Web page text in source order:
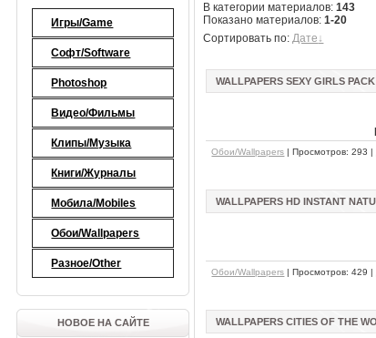
Игры/Game
Софт/Software
Photoshop
Видео/Фильмы
Клипы/Музыка
Книги/Журналы
Мобила/Mobiles
Обои/Wallpapers
Разное/Other
НОВОЕ НА САЙТЕ
В категории материалов:143
Показано материалов:1-20
Сортировать по:Дате
WALLPAPERS SEXY GIRLS
Обои/Wallpapers | Просмотров: 293
WALLPAPERS HD INSTANT
Обои/Wallpapers | Просмотров: 429
WALLPAPERS CITIES OF THE